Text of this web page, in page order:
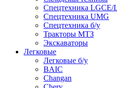
Спецтехника
Спецтехника UMG
Спецтехника б/у
Тракторы МТЗ
Экскаваторы
Легковые
Легковые б/у
BAIC
Changan